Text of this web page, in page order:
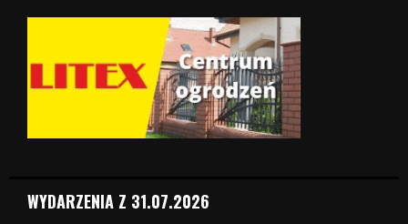
WYDARZENIA Z 31.07.2026